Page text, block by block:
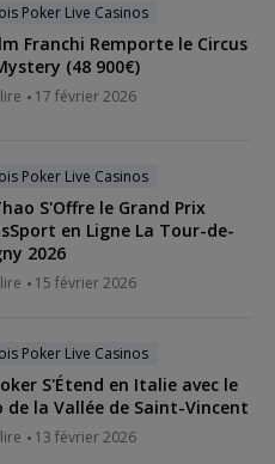
Poker Live Casinos
Franchi Remporte le Circus
(48 900€)
17 février 2026
Poker Live Casinos
S'Offre le Grand Prix
en Ligne La Tour-de-
2026
15 février 2026
Poker Live Casinos
S'Étend en Italie avec le
de la Vallée de Saint-Vincent
13 février 2026